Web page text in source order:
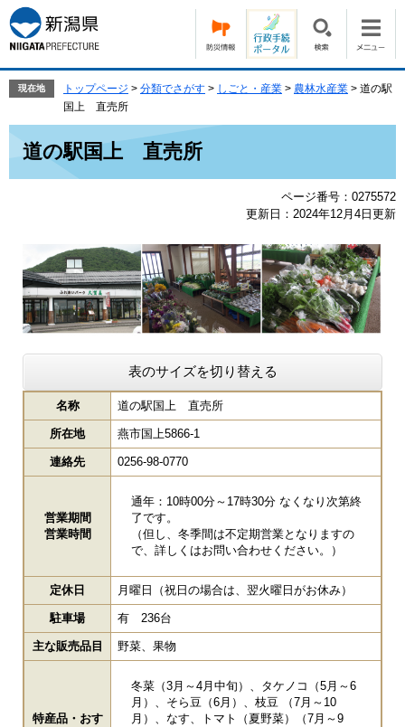
ー
ジ
の
で
す。
ニ
ュ
ー
ば
本
現在地 トップページ > 分類でさがす > しごと・産業 > 農林水産業 > 道の駅
国上 直売所
道の駅国上 直売所
ページ番号：0275572
更新日：2024年12月4日更新
表のサイズを切り替える
名称 道の駅国上 直売所
所在地 燕市国上5866-1
連絡先 0256-98-0770
営業期間
営業時間
通年：10時00分～17時30分 なくなり次第終
了です。
（但し、冬季間は不定期営業となりますの
で、詳しくはお問い合わせください。）
定休日 月曜日（祝日の場合は、翌火曜日がお休み）
駐車場 有 236台
主な販売品目 野菜、果物
特産品・おす
冬菜（3月～4月中旬）、タケノコ（5月～6
月）、そら豆（6月）、枝豆 （7月～10
月）、なす、トマト（夏野菜）（7月～9